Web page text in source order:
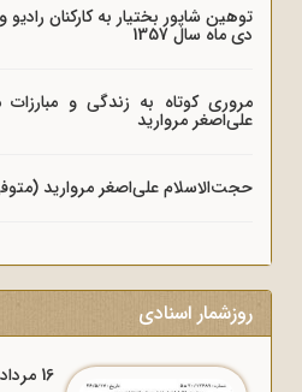
توهین شاپور بختیار به کارکنان
دی ماه سال 1357
مروری کوتاه به زندگی و
علی‌اصغر مروارید
حجت‌الاسلام علی‌اصغر مروارید (متوفی 1396/5/
روزشمار اسنادی
16 مرداد